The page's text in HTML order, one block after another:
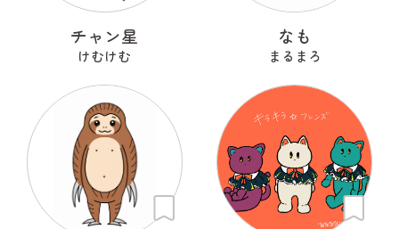
チャン星
けむけむ
なも
まるまろ